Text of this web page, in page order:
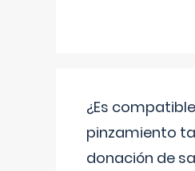
¿Es
pinzamiento
donación de